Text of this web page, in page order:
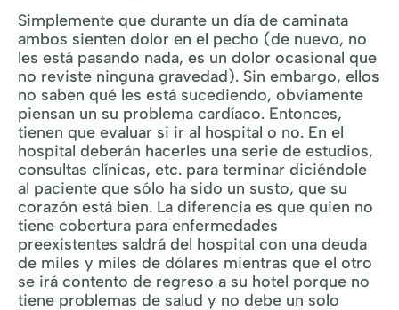
Simplemente que durante un día de caminata
ambos sienten dolor en el pecho (de nuevo, no
les está pasando nada, es un dolor ocasional que
no reviste ninguna gravedad). Sin embargo, ellos
no saben qué les está sucediendo, obviamente
piensan un su problema cardíaco. Entonces,
tienen que evaluar si ir al hospital o no. En el
hospital deberán hacerles una serie de estudios,
consultas clínicas, etc. para terminar diciéndole
al paciente que sólo ha sido un susto, que su
corazón está bien. La diferencia es que quien no
tiene cobertura para enfermedades
preexistentes saldrá del hospital con una deuda
de miles y miles de dólares mientras que el otro
se irá contento de regreso a su hotel porque no
tiene problemas de salud y no debe un solo